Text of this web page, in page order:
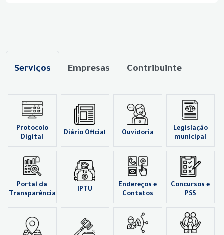
Serviços Empresas Contribuinte
Protocolo
Digital
Diário Oficial Ouvidoria
Legislação
municipal
Portal da
Transparência
IPTU
Endereços e
Contatos
Concursos e
PSS